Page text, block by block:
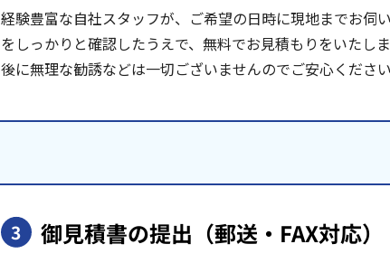
経験豊富な自社スタッフが、ご希望の日時に現地までお伺
をしっかりと確認したうえで、無料でお見積もりをいたし
後に無理な勧誘などは一切ございませんのでご安心ください
3 御見積書の提出 （郵送・FAX対応）